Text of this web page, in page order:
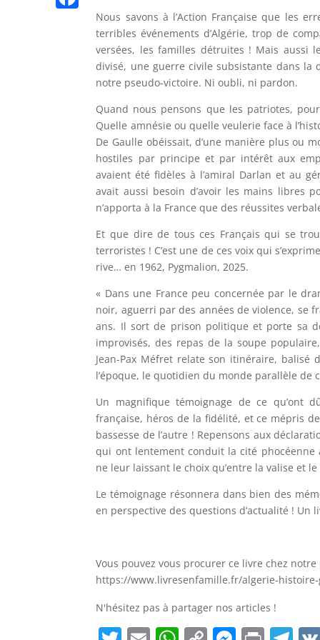
Nous savons à l’Action Française que les
terribles événements d’Algérie, trop de
versées, les familles détruites ! Mais aussi
divisé, une guerre civile subsistante dans la
notre pseudo-victoire. Ni oubli, ni pardon.
Quand nous pensons que les patriotes,
Quelle amnésie ou quelle veulerie face à
De Gaulle obéissait, d’une manière plus ou
hostiles par principe et par intérêt aux
avaient été fidèles à l’amiral Darlan et au
avait aussi besoin d’avoir les mains libres
n’apporta à la France que des réussites
Et que dire de tous ces Français qui se
terroristes ! C’est une de ces voix qui
rive… en 1962, Pygmalion, 2025.
« Dans une France peu concernée par le
noir, aguerri par des années de violence, se
ans. Il sort de prison politique et porte sa
improvisés, des repas de la soupe
Jean-Pax Méfret relate son itinéraire, balisé
l’époque, le quotidien du monde parallèle de
Un magnifique témoignage de ce qu’ont
française, héros de la fidélité, et ce mépris
bassesse de l’autre ! Repensons aux
qui ont lentement conduit la cité phocéenne
ne leur laissant le choix qu’entre la valise et
Le témoignage résonnera dans bien des
en perspective des questions d’actualité !
Vous pouvez vous procurer ce livre chez
https://www.livresenfamille.fr/algerie-
N'hésitez pas à partager nos articles !
p
l